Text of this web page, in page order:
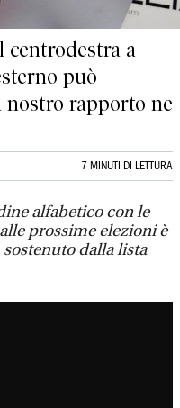
a
può
nostro rapporto ne
7 MINUTI DI LETTURA
alfabetico con le
prossime elezioni è
sostenuto dalla lista